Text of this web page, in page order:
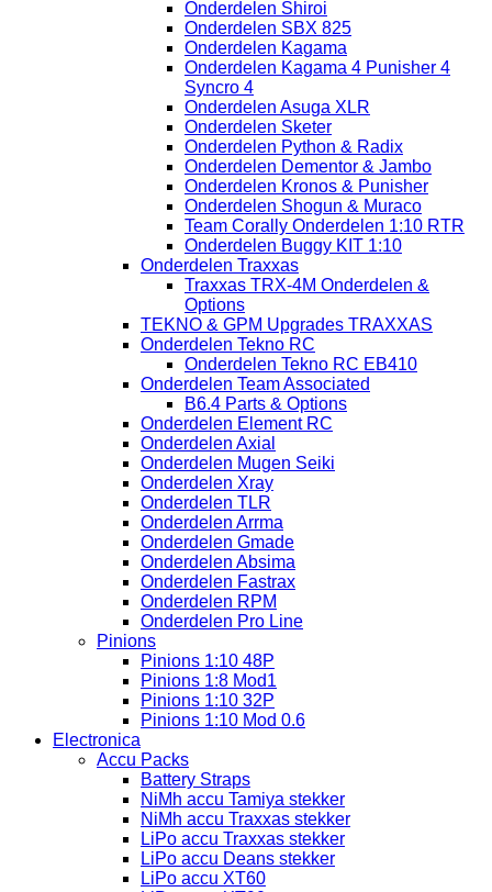
Onderdelen Shiroi
Onderdelen SBX 825
Onderdelen Kagama
Onderdelen Kagama 4 Punisher 4
Syncro 4
Onderdelen Asuga XLR
Onderdelen Sketer
Onderdelen Python & Radix
Onderdelen Dementor & Jambo
Onderdelen Kronos & Punisher
Onderdelen Shogun & Muraco
Team Corally Onderdelen 1:10 RTR
Onderdelen Buggy KIT 1:10
Onderdelen Traxxas
Traxxas TRX-4M Onderdelen &
Options
TEKNO & GPM Upgrades TRAXXAS
Onderdelen Tekno RC
Onderdelen Tekno RC EB410
Onderdelen Team Associated
B6.4 Parts & Options
Onderdelen Element RC
Onderdelen Axial
Onderdelen Mugen Seiki
Onderdelen Xray
Onderdelen TLR
Onderdelen Arrma
Onderdelen Gmade
Onderdelen Absima
Onderdelen Fastrax
Onderdelen RPM
Onderdelen Pro Line
Pinions
Pinions 1:10 48P
Pinions 1:8 Mod1
Pinions 1:10 32P
Pinions 1:10 Mod 0.6
Electronica
Accu Packs
Battery Straps
NiMh accu Tamiya stekker
NiMh accu Traxxas stekker
LiPo accu Traxxas stekker
LiPo accu Deans stekker
LiPo accu XT60